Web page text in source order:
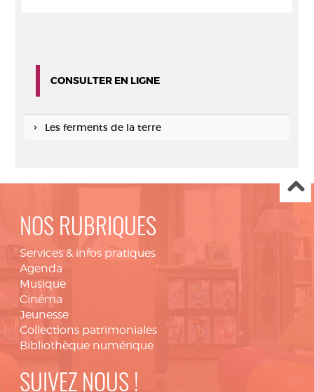
CONSULTER EN LIGNE
Les ferments de la terre
NOS RUBRIQUES
Services & infos pratiques
Agenda
Musique
Cinéma
Jeunesse
Collections patrimoniales
Bibliothèque numérique
SUIVEZ NOUS !